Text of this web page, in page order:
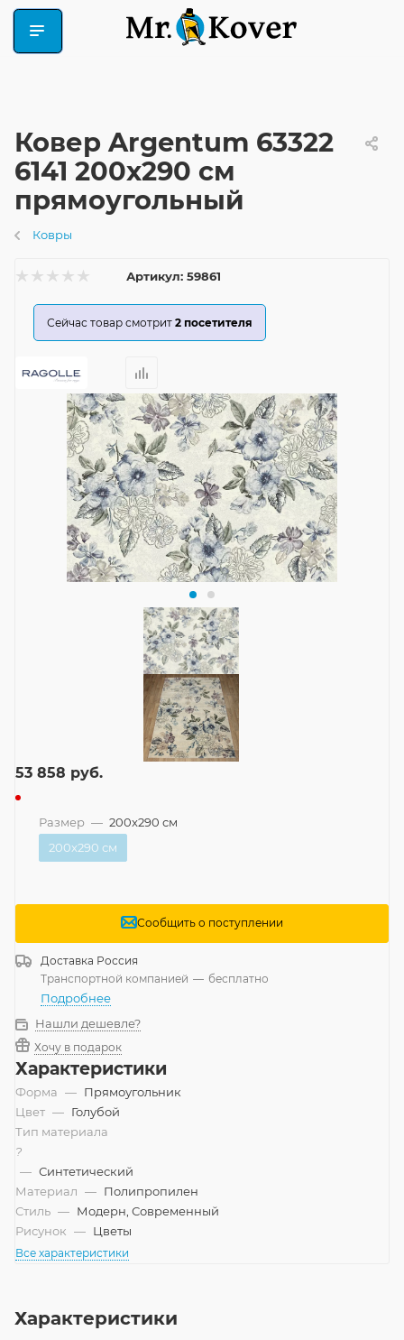
Ковер Argentum 63322
6141 200x290 см
прямоугольный
Ковры
Артикул: 59861
Сейчас товар смотрит 2 посетителя
53 858 руб.
Размер — 200x290 см
200x290 см
Сообщить о поступлении
Доставка Россия
Транспортной компанией — бесплатно
Подробнее
Нашли дешевле?
Хочу в подарок
Характеристики
Форма — Прямоугольник
Цвет — Голубой
Тип материала
?
— Синтетический
Материал — Полипропилен
Стиль — Модерн, Современный
Рисунок — Цветы
Все характеристики
Характеристики